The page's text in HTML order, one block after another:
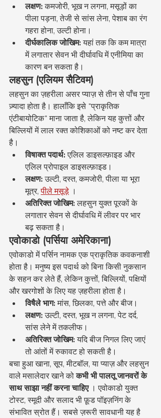
लक्षण: कमजोरी, भूख न लगना, मसूड़ों का
पीला पड़ना, तेजी से सांस लेना, पेशाब का रंग
गहरा होना, उल्टी होना।
दीर्घकालिक जोखिम: यहां तक कि कम मात्रा
में लगातार सेवन भी दीर्घावधि में एनीमिया का
कारण बन सकता है।
लहसुन (एलियम सैटिवम)
लहसुन का ज़हरीला असर प्याज़ से तीन से पाँच गुना
ज़्यादा होता है। हालाँकि इसे "प्राकृतिक
एंटीबायोटिक" माना जाता है, लेकिन यह कुत्तों और
बिल्लियों में लाल रक्त कोशिकाओं को नष्ट कर देता
है।
विषाक्त पदार्थ: एलिल डाइसल्फ़ाइड और
एलिल प्रोपाइल डाइसल्फ़ाइड।
लक्षण: उल्टी, दस्त, कमजोरी, पीला या भूरा
मूत्र, पीले मसूड़े ।
अतिरिक्त जोखिम: लहसुन युक्त पूरकों के
लगातार सेवन से दीर्घावधि में लीवर पर भार
बढ़ सकता है।
एवोकाडो (पर्सिया अमेरिकाना)
एवोकाडो में पर्सिन नामक एक प्राकृतिक कवकनाशी
होता है। मनुष्य इस पदार्थ को बिना किसी नुकसान
के सहन कर लेते हैं, लेकिन कुत्तों, बिल्लियों, पक्षियों
और खरगोशों के लिए यह ज़हरीला होता है।
विषैले भाग: मांस, छिलका, पत्ते और बीज।
लक्षण: उल्टी, दस्त, भूख न लगना, पेट दर्द,
सांस लेने में तकलीफ।
अतिरिक्त जोखिम: यदि बीज निगल लिए जाएं
तो आंतों में रुकावट हो सकती है।
बचा हुआ खाना, सूप, मीटबॉल, या प्याज़ और लहसुन
वाले मसालेदार खाने को कभी भी पालतू जानवरों के
साथ साझा नहीं करना चाहिए । एवोकाडो युक्त
टोस्ट, स्मूदी और सलाद भी फ़ूड पॉइज़निंग के
संभावित स्रोत हैं। सबसे ज़रूरी सावधानी यह है